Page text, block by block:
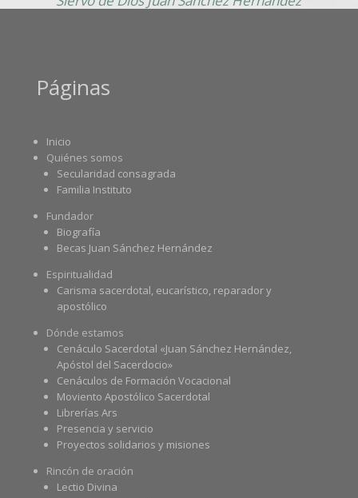
Páginas
Inicio
Quiénes somos
Secularidad consagrada
Familia Instituto
Fundador
Biografía
Becas Juan Sánchez Hernández
Espiritualidad
Carisma sacerdotal, eucarístico, reparador y
apostólico
Dónde estamos
Cenáculo Sacerdotal «Juan Sánchez Hernández,
Apóstol del Sacerdocio»
Cenáculos de Formación Vocacional
Moviento Apostólico Sacerdotal
Librerías Ars
Presencia y servicio
Proyectos solidarios y misiones
Rincón de oración
Lectio Divina